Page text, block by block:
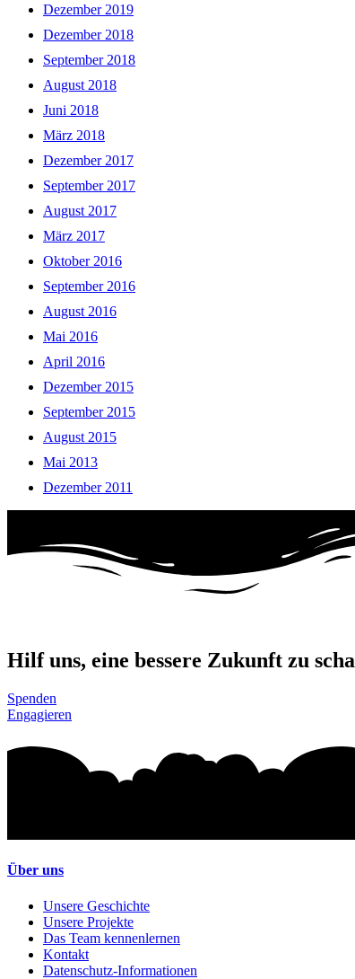
Dezember 2019
Dezember 2018
September 2018
August 2018
Juni 2018
März 2018
Dezember 2017
September 2017
August 2017
März 2017
Oktober 2016
September 2016
August 2016
Mai 2016
April 2016
Dezember 2015
September 2015
August 2015
Mai 2013
Dezember 2011
Hilf uns, eine bessere Zukunft zu
Spenden
Engagieren
Über uns
Unsere Geschichte
Unsere Projekte
Das Team kennenlernen
Kontakt
Datenschutz-Informationen